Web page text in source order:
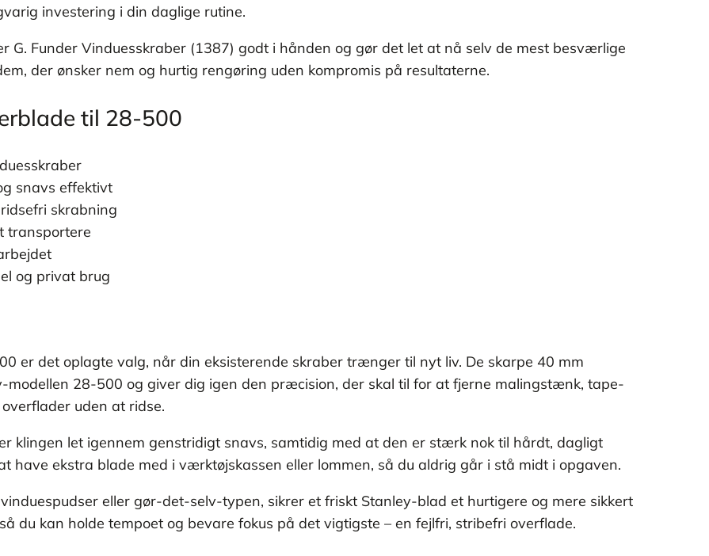
investering i din daglige rutine.
G. Funder Vinduesskraber (1387) godt i hånden og gør det let at nå selv de mest besværlige
der ønsker nem og hurtig rengøring uden kompromis på resultaterne.
til 28-500
snavs effektivt
skrabning
transportere
og privat brug
er det oplagte valg, når din eksisterende skraber trænger til nyt liv. De skarpe 40 mm
28-500 og giver dig igen den præcision, der skal til for at fjerne malingstænk, tape-
uden at ridse.
klingen let igennem genstridigt snavs, samtidig med at den er stærk nok til hårdt, dagligt
have ekstra blade med i værktøjskassen eller lommen, så du aldrig går i stå midt i opgaven.
eller gør-det-selv-typen, sikrer et friskt Stanley-blad et hurtigere og mere sikkert
du kan holde tempoet og bevare fokus på det vigtigste – en fejlfri, stribefri overflade.